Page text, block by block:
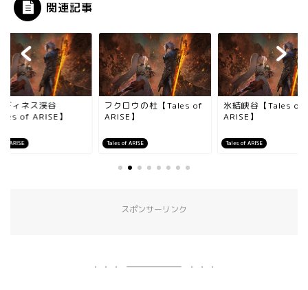
関連記事
of ARISE
ディネス渓谷
of ARISE】
Tales of ARISE
フクロウの杜【Tales of
ARISE】
Tales of ARISE
氷結峡谷【Tales of
ARISE】
スポンサーリンク